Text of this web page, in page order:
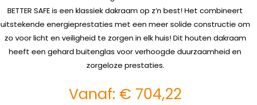
BETTER SAFE is een klassiek dakraam op z’n best! Het combineert
uitstekende energieprestaties met een meer solide constructie om
zo voor licht en veiligheid te zorgen in elk huis! Dit houten dakraam
heeft een gehard buitenglas voor verhoogde duurzaamheid en
zorgeloze prestaties.
Vanaf: € 704,22